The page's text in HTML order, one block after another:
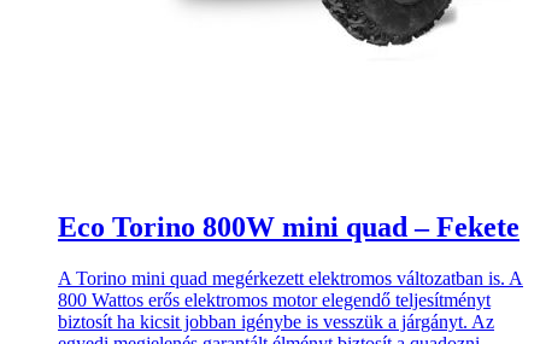
Eco Torino 800W mini quad – Fekete
A Torino mini quad megérkezett elektromos változatban is. A
800 Wattos erős elektromos motor elegendő teljesítményt
biztosít ha kicsit jobban igénybe is vesszük a járgányt. Az